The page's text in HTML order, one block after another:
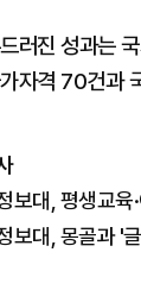
러진 성과는
자격 70건과
보대, 평생교육
보대, 몽골과 '